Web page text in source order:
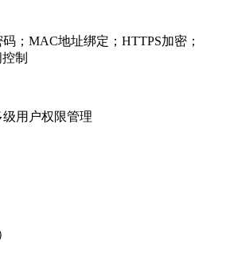
MAC地址绑定；HTTPS加密；
制
用户权限管理